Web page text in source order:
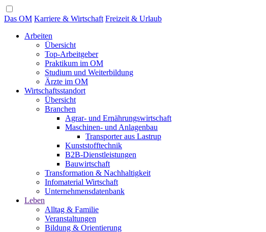
Das OM Karriere & Wirtschaft Freizeit & Urlaub
Arbeiten
Übersicht
Top-Arbeitgeber
Praktikum im OM
Studium und Weiterbildung
Ärzte im OM
Wirtschaftsstandort
Übersicht
Branchen
Agrar- und Ernährungswirtschaft
Maschinen- und Anlagenbau
Transporter aus Lastrup
Kunststofftechnik
B2B-Dienstleistungen
Bauwirtschaft
Transformation & Nachhaltigkeit
Infomaterial Wirtschaft
Unternehmensdatenbank
Leben
Alltag & Familie
Veranstaltungen
Bildung & Orientierung